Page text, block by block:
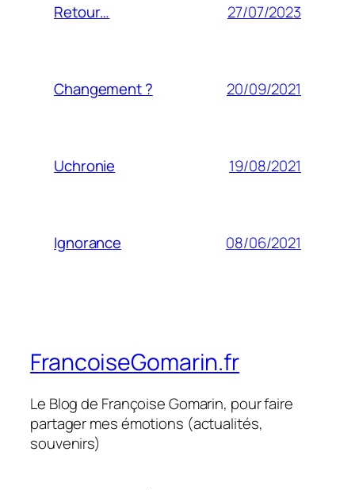
Retour… 27/07/2023
Changement ? 20/09/2021
Uchronie 19/08/2021
Ignorance 08/06/2021
FrancoiseGomarin.fr
Le Blog de Françoise Gomarin, pour faire
partager mes émotions (actualités,
souvenirs)